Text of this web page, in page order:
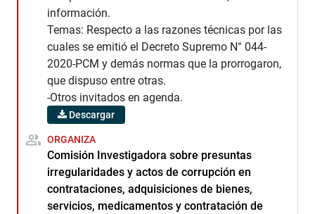
información.
Temas: Respecto a las razones técnicas por las
cuales se emitió el Decreto Supremo N° 044-
2020-PCM y demás normas que la prorrogaron,
que dispuso entre otras.
-Otros invitados en agenda.
Descargar
ORGANIZA
Comisión Investigadora sobre presuntas
irregularidades y actos de corrupción en
contrataciones, adquisiciones de bienes,
servicios, medicamentos y contratación de